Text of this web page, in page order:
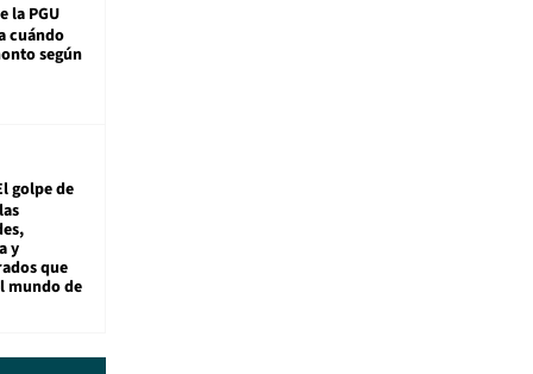
la PGU
cuándo
según
golpe de
y
que
mundo de